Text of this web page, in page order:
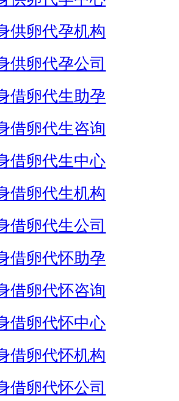
供卵代孕机构
供卵代孕公司
借卵代生助孕
借卵代生咨询
借卵代生中心
借卵代生机构
借卵代生公司
借卵代怀助孕
借卵代怀咨询
借卵代怀中心
借卵代怀机构
借卵代怀公司